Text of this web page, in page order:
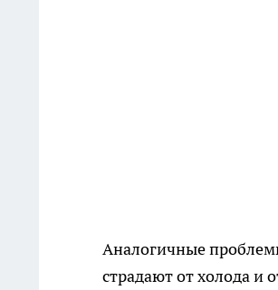
Аналогичные
страдают от холода и